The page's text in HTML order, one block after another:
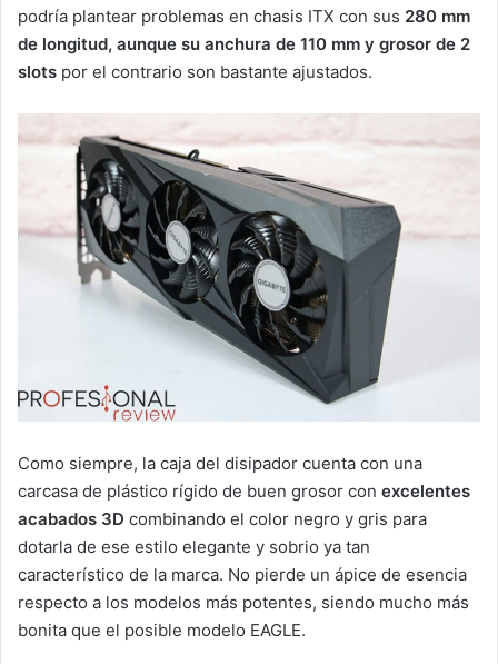
podría plantear problemas en chasis ITX con sus 280 mm
de longitud, aunque su anchura de 110 mm y grosor de 2
slots por el contrario son bastante ajustados.
Como siempre, la caja del disipador cuenta con una
carcasa de plástico rígido de buen grosor con excelentes
acabados 3D combinando el color negro y gris para
dotarla de ese estilo elegante y sobrio ya tan
característico de la marca. No pierde un ápice de esencia
respecto a los modelos más potentes, siendo mucho más
bonita que el posible modelo EAGLE.